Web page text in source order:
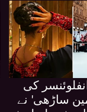
کی
ساڑھی' نے